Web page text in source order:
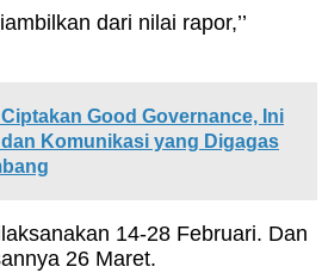
dari nilai rapor,’’
Good Governance, Ini
Komunikasi yang Digagas
14-28 Februari. Dan
26 Maret.